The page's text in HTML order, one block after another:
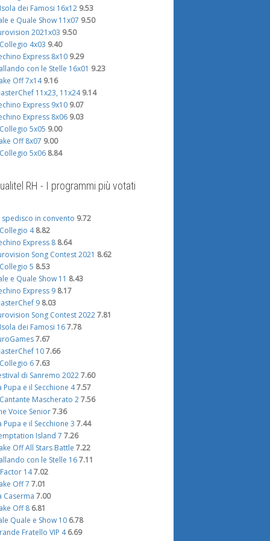
dei Famosi 16x12 9.53
e Quale Show 11x07 9.50
2021x03 9.50
4x03 9.40
Express 8x10 9.29
con le Stelle 16x01 9.23
Off 7x14 9.16
11x23, 11x24 9.14
Express 9x10 9.07
Express 8x06 9.03
5x05 9.00
Off 8x07 9.00
5x06 8.84
RH - I programmi più votati
spedisco in convento 9.72
4 8.82
Express 8 8.64
Song Contest 2021 8.62
5 8.53
e Quale Show 11 8.43
Express 9 8.17
9 8.03
Song Contest 2022 7.81
dei Famosi 16 7.78
7.67
10 7.66
6 7.63
di Sanremo 2022 7.60
Pupa e il Secchione 47.57
Mascherato 2 7.56
Voice Senior 7.36
Pupa e il Secchione 3 7.44
Island 7 7.26
Off All Stars Battle 7.22
con le Stelle 16 7.11
147.02
Off 7 7.01
Caserma 7.00
Off 8 6.81
Quale e Show 10 6.78
Fratello VIP 4 6.69